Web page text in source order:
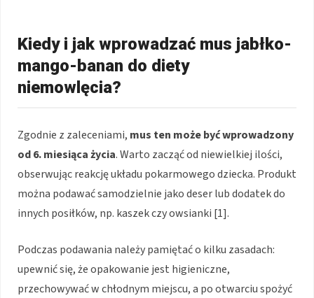
Kiedy i jak wprowadzać mus jabłko-
mango-banan do diety
niemowlęcia?
Zgodnie z zaleceniami, mus ten może być wprowadzony
od 6. miesiąca życia. Warto zacząć od niewielkiej ilości,
obserwując reakcję układu pokarmowego dziecka. Produkt
można podawać samodzielnie jako deser lub dodatek do
innych posiłków, np. kaszek czy owsianki [1].
Podczas podawania należy pamiętać o kilku zasadach:
upewnić się, że opakowanie jest higieniczne,
przechowywać w chłodnym miejscu, a po otwarciu spożyć